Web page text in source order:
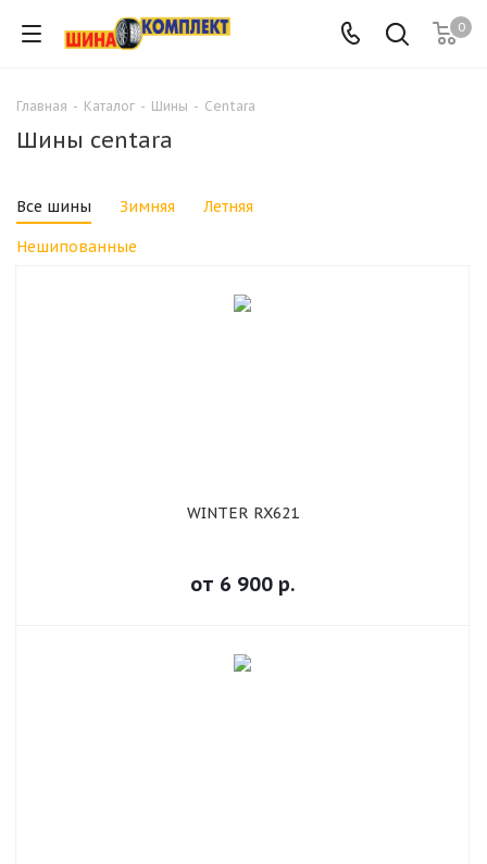
0
Главная - Каталог - Шины - Centara
Шины centara
Все шины Зимняя Летняя
Нешипованные
WINTER RX621
от 6 900 р.